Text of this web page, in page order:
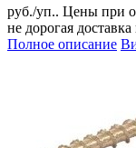
руб./уп.. Цены при
не дорогая
Полное описание